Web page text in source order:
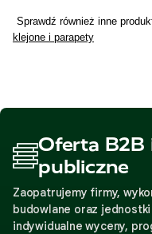
Sprawdź również inne
klejone i parapety
Oferta B2B
publiczne
Zaopatrujemy firmy,
budowlane oraz
indywidualne wyceny,